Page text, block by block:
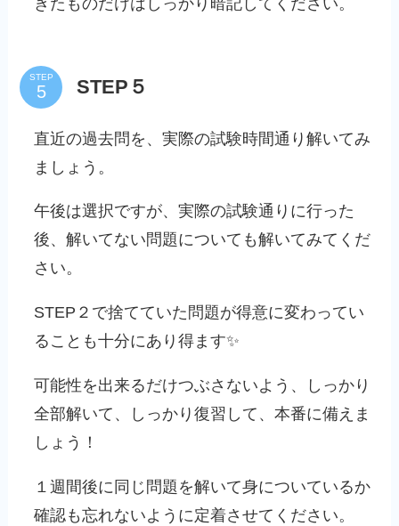
STEP STEP５
直近の過去問を、実際の試験時間通り解いてみ
ましょう。
午後は選択ですが、実際の試験通りに行った
後、解いてない問題についても解いてみてくだ
さい。
STEP２で捨てていた問題が得意に変わってい
ることも十分にあり得ます✨
可能性を出来るだけつぶさないよう、しっかり
全部解いて、しっかり復習して、本番に備えま
しょう！
１週間後に同じ問題を解いて身についているか
確認も忘れないように定着させてください。